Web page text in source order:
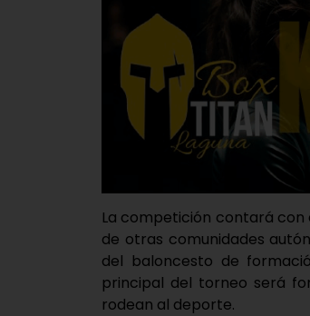
La competición contará con
de otras comunidades
del baloncesto de
principal del torneo será
rodean al deporte.